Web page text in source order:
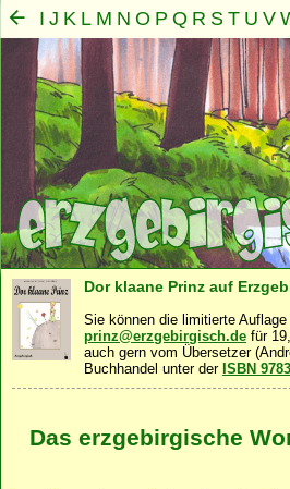
I J K L M N O P Q R S T U V
F G H
Mensch
· Seele · Geist·
Dor klaane Prinz auf
Sie können die limitierte Auflage
prinz@erzgebirgisch.de für
auch gern vom Übersetzer
Buchhandel unter der ISBN
Das erzgebirgische